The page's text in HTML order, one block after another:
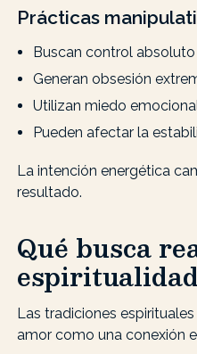
Prácticas
Buscan control absoluto
Generan obsesión
Utilizan miedo
Pueden afectar la
La intención energética
resultado.
Qué busca
Las tradiciones
amor como una conexión